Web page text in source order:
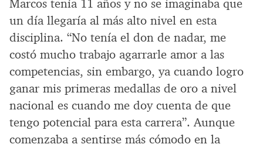
Marcos tenía 11 años y no se imaginaba que
un día llegaría al más alto nivel en esta
disciplina. “No tenía el don de nadar, me
costó mucho trabajo agarrarle amor a las
competencias, sin embargo, ya cuando logro
ganar mis primeras medallas de oro a nivel
nacional es cuando me doy cuenta de que
tengo potencial para esta carrera”. Aunque
comenzaba a sentirse más cómodo en la